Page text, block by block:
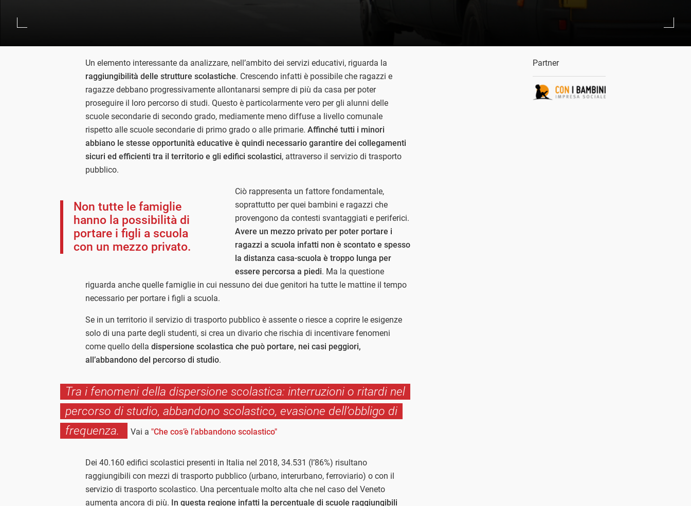
Partner
Un elemento interessante da analizzare, nell’ambito dei servizi educativi, riguarda la
raggiungibilità delle strutture scolastiche. Crescendo infatti è possibile che ragazzi e
ragazze debbano progressivamente allontanarsi sempre di più da casa per poter
proseguire il loro percorso di studi. Questo è particolarmente vero per gli alunni delle
scuole secondarie di secondo grado, mediamente meno diffuse a livello comunale
rispetto alle scuole secondarie di primo grado o alle primarie. Affinché tutti i minori
abbiano le stesse opportunità educative è quindi necessario garantire dei collegamenti
sicuri ed efficienti tra il territorio e gli edifici scolastici, attraverso il servizio di trasporto
pubblico.
Non tutte le famiglie
hanno la possibilità di
portare i figli a scuola
con un mezzo privato.
Ciò rappresenta un fattore fondamentale,
soprattutto per quei bambini e ragazzi che
provengono da contesti svantaggiati e periferici.
Avere un mezzo privato per poter portare i
ragazzi a scuola infatti non è scontato e spesso
la distanza casa-scuola è troppo lunga per
essere percorsa a piedi. Ma la questione
riguarda anche quelle famiglie in cui nessuno dei due genitori ha tutte le mattine il tempo
necessario per portare i figli a scuola.
Se in un territorio il servizio di trasporto pubblico è assente o riesce a coprire le esigenze
solo di una parte degli studenti, si crea un divario che rischia di incentivare fenomeni
come quello della dispersione scolastica che può portare, nei casi peggiori,
all’abbandono del percorso di studio.
Tra i fenomeni della dispersione scolastica: interruzioni o ritardi nel
percorso di studio, abbandono scolastico, evasione dell’obbligo di
frequenza.
Vai a "Che cos’è l’abbandono scolastico"
Dei 40.160 edifici scolastici presenti in Italia nel 2018, 34.531 (l’86%) risultano
raggiungibili con mezzi di trasporto pubblico (urbano, interurbano, ferroviario) o con il
servizio di trasporto scolastico. Una percentuale molto alta che nel caso del Veneto
aumenta ancora di più. In questa regione infatti la percentuale di scuole raggiungibili